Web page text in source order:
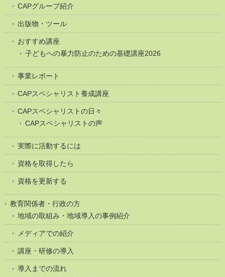
CAPグループ紹介
出版物・ツール
おすすめ講座
子どもへの暴力防止のための基礎講座2026
事業レポート
CAPスペシャリスト養成講座
CAPスペシャリストの日々
CAPスペシャリストの声
実際に活動するには
資格を取得したら
資格を更新する
教育関係者・行政の方
地域の取組み・地域導入の事例紹介
メディアでの紹介
講座・研修の導入
導入までの流れ